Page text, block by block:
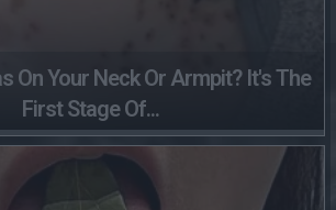
On Your Neck Or Armpit? It's The
First Stage Of...